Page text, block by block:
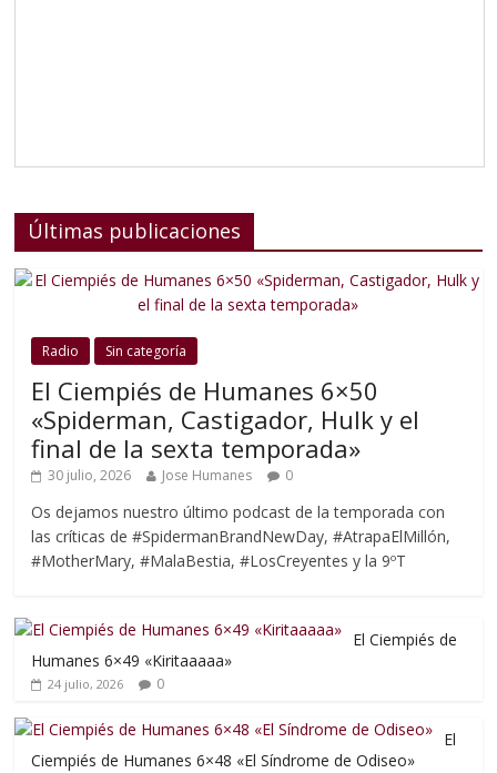
Últimas publicaciones
Radio Sin categoría
El Ciempiés de Humanes 6×50
«Spiderman, Castigador, Hulk y el
final de la sexta temporada»
30 julio, 2026 Jose Humanes 0
Os dejamos nuestro último podcast de la temporada con
las críticas de #SpidermanBrandNewDay, #AtrapaElMillón,
#MotherMary, #MalaBestia, #LosCreyentes y la 9ºT
El Ciempiés de
Humanes 6×49 «Kiritaaaaa»
24 julio, 2026 0
El
Ciempiés de Humanes 6×48 «El Síndrome de Odiseo»